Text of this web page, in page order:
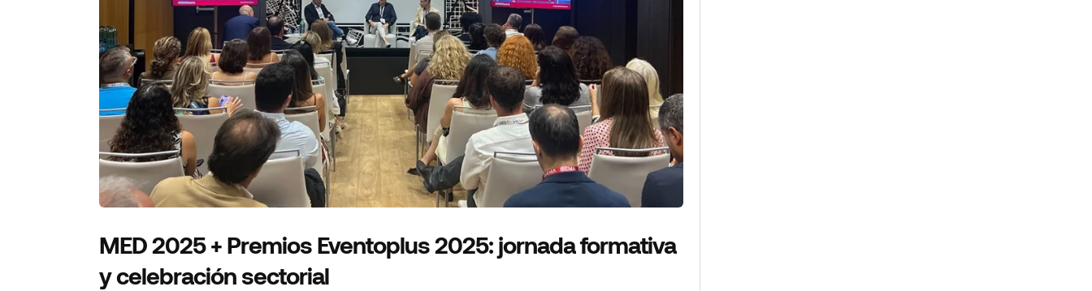
MED 2025 + Premios Eventoplus 2025: jornada formativa
y celebración sectorial